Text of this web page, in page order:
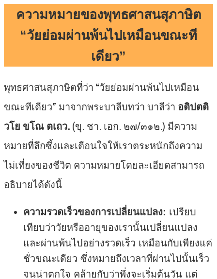
ความหมายของพุทธศาสนสุภาษิต
“วัยย่อมผ่านพ้นไปเหมือนขณะที
เดียว”
พุทธศาสนสุภาษิตที่ว่า “วัยย่อมผ่านพ้นไปเหมือน
ขณะทีเดียว” มาจากพระบาลีบทว่า บาลีว่า อติปตติ
วโย ขโณ ตเถว.(ขุ. ชา. เอก. ๒๗/๓๑๒.) มีความ
หมายที่ลึกซึ้งและเตือนใจให้เราตระหนักถึงความ
ไม่เที่ยงของชีวิต ความหมายโดยละเอียดสามารถ
อธิบายได้ดังนี้
ความรวดเร็วของการเปลี่ยนแปลง: เปรียบ
เทียบว่าวัยหรืออายุของเรานั้นเปลี่ยนแปลง
และผ่านพ้นไปอย่างรวดเร็ว เหมือนกับเพียงแค่
ชั่วขณะเดียว ซึ่งหมายถึงเวลาที่ผ่านไปนั้นเร็ว
จนน่าตกใจ คล้ายกับว่าพึ่งจะเริ่มต้นวัน แต่